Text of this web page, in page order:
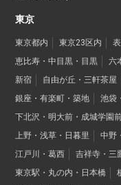
東京
東京都内 東京23区内
恵比寿・中目黒・目黒
六
新宿
自由が丘・三軒茶屋
銀座・有楽町・築地
池袋
下北沢・明大前・成城学園
上野・浅草・日暮里
中野
江戸川・葛西
吉祥寺・三
東京駅・丸の内・日本橋